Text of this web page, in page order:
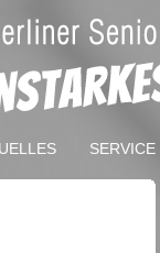
SERVICE